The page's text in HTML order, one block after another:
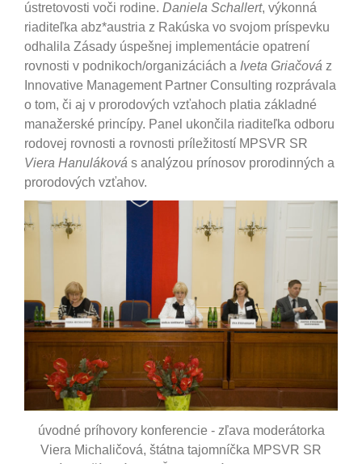
ústretovosti voči rodine. Daniela Schallert, výkonná
riaditeľka abz*austria z Rakúska vo svojom príspevku
odhalila Zásady úspešnej implementácie opatrení
rovnosti v podnikoch/organizáciách a Iveta Griačová z
Innovative Management Partner Consulting rozprávala
o tom, či aj v prorodových vzťahoch platia základné
manažerské princípy. Panel ukončila riaditeľka odboru
rodovej rovnosti a rovnosti príležitostí MPSVR SR
Viera Hanuláková s analýzou prínosov prorodinných a
prorodových vzťahov.
úvodné príhovory konferencie - zľava moderátorka
Viera Michaličová, štátna tajomníčka MPSVR SR